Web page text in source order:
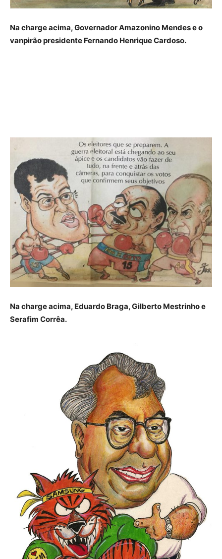
Na charge acima, Governador Amazonino Mendes e o
vanpirão presidente Fernando Henrique Cardoso.
Na charge acima, Eduardo Braga, Gilberto Mestrinho e
Serafim Corrêa.